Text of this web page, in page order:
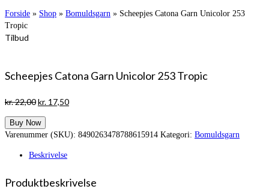
Forside » Shop » Bomuldsgarn » Scheepjes Catona Garn Unicolor 253
Tropic
Tilbud
Scheepjes Catona Garn Unicolor 253 Tropic
kr.22,00Den
pris
var:
kr. 17,50Den
er:
Buy Now
Varenummer (SKU): 8490263478788615914 Kategori: Bomuldsgarn
Beskrivelse
Produktbeskrivelse